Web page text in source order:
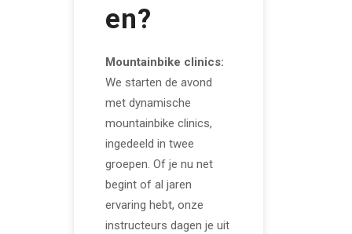
en?
Mountainbike clinics:
We starten de avond
met dynamische
mountainbike clinics,
ingedeeld in twee
groepen. Of je nu net
begint of al jaren
ervaring hebt, onze
instructeurs dagen je uit